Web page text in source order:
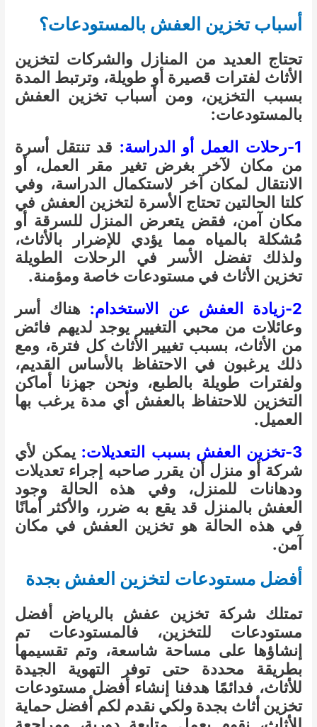
أسباب تخزين العفش بالمستودعات؟
تحتاج العديد من المنازل والشركات لتخزين
الأثاث لفترات قصيرة أو طويلة، وترتبط المدة
بسبب التخزين، ومن أسباب تخزين العفش
بالمستودعات:
1-رحلات العمل أو الدراسة:
قد تنتقل أسرة
من مكان لآخر بغرض تغير مقر العمل، أو
الانتقال لمكان آخر لاستكمال الدراسة، وفي
كلتا الحالتين تحتاج الأسرة لتخزين العفش في
مكان آمن، فقض يتعرض المنزل للسرقة أو
مُشكلة بالمياه مما يؤدي للإضرار بالأثاث،
ولذلك تفضل الأسر في الرحلات الطويلة
تخزين الأثاث في مستودعات خاصة ومؤمنة.
2-زيادة العفش عن الاستخدام:
هناك أسر
وعائلات من محبي التغيير يوجد لديهم فائض
من الأثاث، بسبب تغيير الأثاث كل فترة، ومع
ذلك يرغبون في الاحتفاظ بالأساس القديم،
ولفترات طويلة بالطبع، ونحن جهزنا أماكن
التخزين للاحتفاظ بالعفش أي مدة يرغب بها
العميل.
3-تخزين العفش بسبب التعديلات:
يمكن لأي
شركة أو منزل أن يقرر صاحبه إجراء تعديلات
ودهانات للمنزل، وفي هذه الحالة وجود
العفش بالمنزل قد يقع به ضرر، والأكثر أمانًا
في هذه الحالة هو تخزين العفش في مكان
آمن.
أفضل مستودعات لتخزين العفش بجدة
تمتلك شركة تخزين عفش بالرياض أفضل
مستودعات للتخزين، فالمستودعات تم
إنشاؤها على مساحة شاسعة، وتم تقسيمها
بطريقة محددة حتى توفر التهوية الجيدة
للأثاث، فدائمًا هدفنا إنشاء أفضل مستودعات
تخزين أثاث بجدة ولكي نقدم لكم أفضل حماية